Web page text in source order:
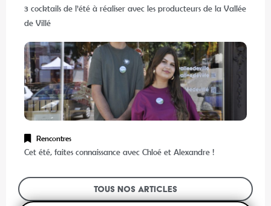
3 cocktails de l’été à réaliser avec les producteurs de la Vallée
de Villé
Rencontres
Cet été, faites connaissance avec Chloé et Alexandre !
Tous nos articles